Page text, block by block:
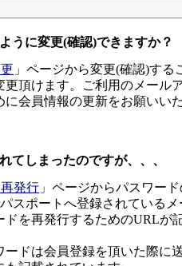
うに変更(確認)できますか？
」ページから変更(確認)する
更頂けます。ご利用のメール
に会員情報の更新をお願いい
てしまったのですが、、、
発行 」ページからパスワー
パスポートへ登録されている
ドを再発行するためのURLが
ードは会員登録を頂いた際に